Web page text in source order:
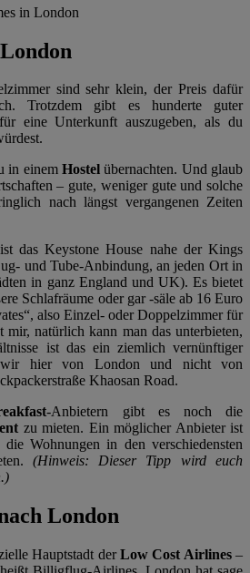
sind sehr klein, der Preis dafür
Trotzdem gibt es hunderte guter
eine Unterkunft auszugeben, als du
in einem Hostel übernachten. Und glaub
– gute, weniger gute und solche
nach längst vergangenen Zeiten
das Keystone House nahe der Kings
und Tube-Anbindung, an jeden Ort in
in ganz England und UK). Es bietet
Schlafräume oder gar -säle ab 16 Euro
also Einzel- oder Doppelzimmer für
natürlich kann man das unterbieten,
ist das ein ziemlich vernünftiger
wir hier von London und nicht von
Khaosan Road.
-Anbietern gibt es noch die
zu mieten. Ein möglicher Anbieter ist
Wohnungen in den verschiedensten
(Hinweis: Dieser Tipp wird euch
London
Hauptstadt der Low Cost Airlines–